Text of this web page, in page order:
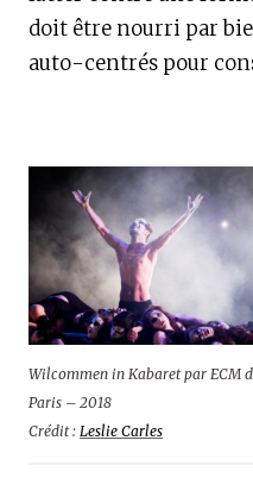
doit être nourri par
auto-centrés pour
Wilcommen in Kabaret par ECM
Paris – 2018
Crédit : Leslie Carles